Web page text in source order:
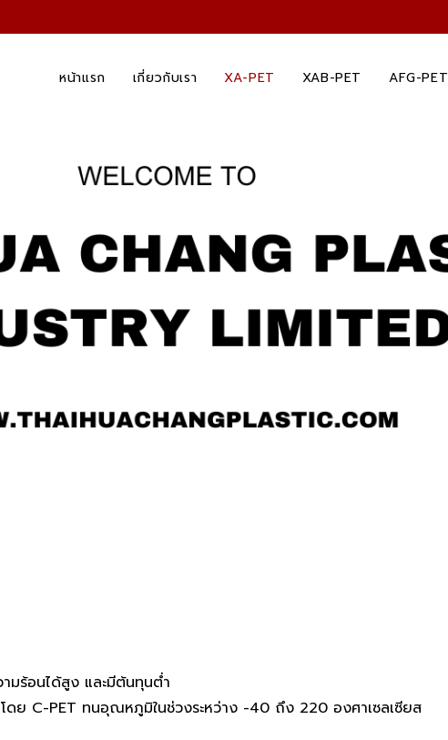
หน้าแรก เกี่ยวกับเรา XA-PET XAB-PET AFG-PET
มร้อนได้สูง และมีต้นทุนต่ำ
ดย C-PET ทนอุณหภูมิในช่วงระหว่าง -40 ถึง 220 องศาเซลเซียส